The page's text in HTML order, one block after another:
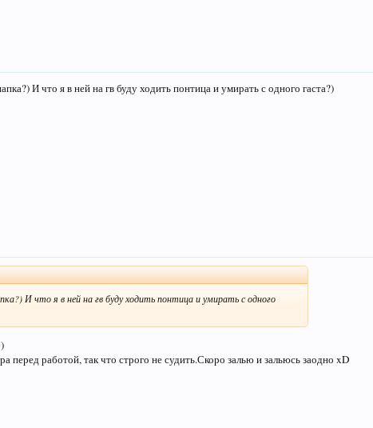
И что я в ней на гв буду ходить понтица и умирать с одного гаста?)
И что я в ней на гв буду ходить понтица и умирать с одного
перед работой, так что строго не судить.Скоро залью и зальюсь заодно xD